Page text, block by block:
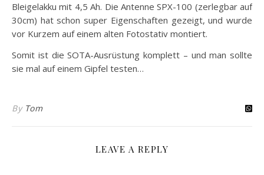
Bleigelakku mit 4,5 Ah. Die Antenne SPX-100 (zerlegbar auf
30cm) hat schon super Eigenschaften gezeigt, und wurde
vor Kurzem auf einem alten Fotostativ montiert.
Somit ist die SOTA-Ausrüstung komplett – und man sollte
sie mal auf einem Gipfel testen…
By Tom
LEAVE A REPLY